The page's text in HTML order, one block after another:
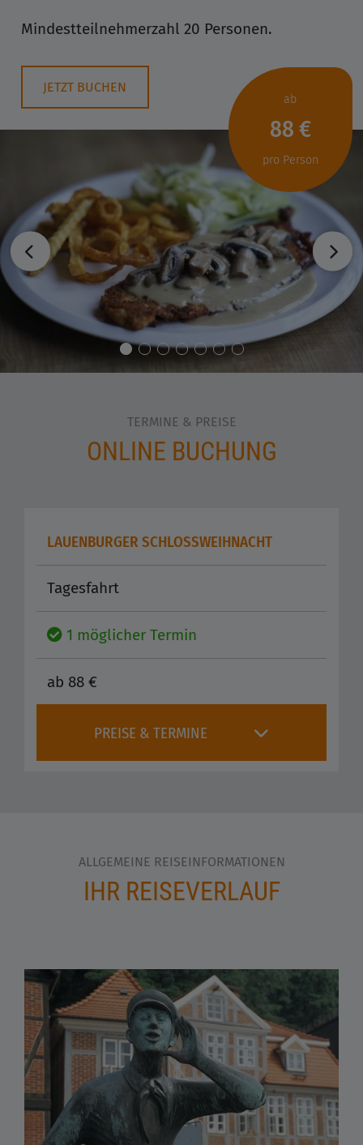
Mindestteilnehmerzahl 20 Personen.
JETZT BUCHEN
ab
88 €
pro Person
TERMINE & PREISE
ONLINE BUCHUNG
LAUENBURGER SCHLOSSWEIHNACHT
Tagesfahrt
1 möglicher Termin
ab 88 €
PREISE & TERMINE
ALLGEMEINE REISEINFORMATIONEN
IHR REISEVERLAUF